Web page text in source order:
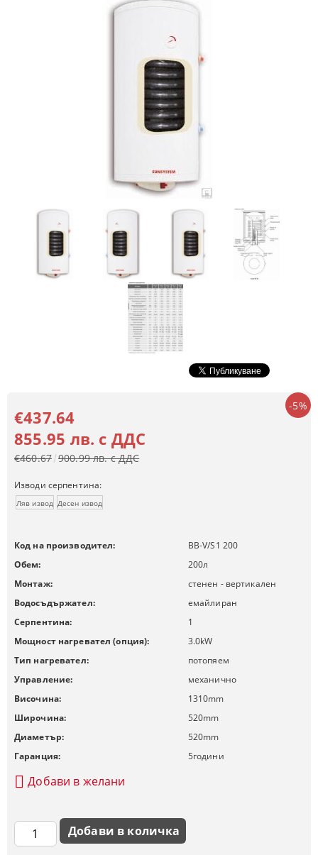
-5%
€437.64
855.95 лв. с ДДС
€460.67 900.99 лв. с ДДС
Изводи серпентина:
Ляв извод Десен извод
Код на производител:
BB-V/S1 200
Обем:
200л
Монтаж:
стенен - вертикален
Водосъдържател:
емайлиран
Серпентина:
1
Мощност нагревател (опция):
3.0kW
Тип нагревател:
потопяем
Управление:
механично
Височина:
1310mm
Широчина:
520mm
Диаметър:
520mm
Гаранция:
5години
Добави в желани